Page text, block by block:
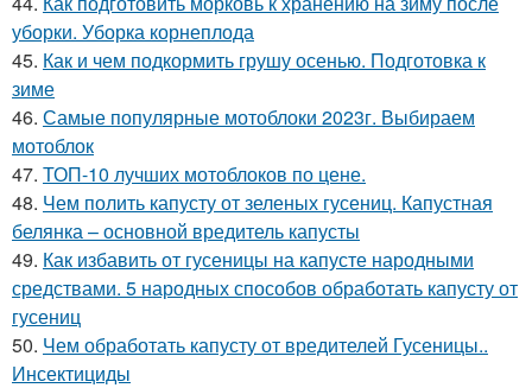
уборки. Уборка корнеплода
45. Как и чем подкормить грушу осенью. Подготовка к
зиме
46. Самые популярные мотоблоки 2023г. Выбираем
мотоблок
47. ТОП-10 лучших мотоблоков по цене.
48. Чем полить капусту от зеленых гусениц. Капустная
белянка – основной вредитель капусты
49. Как избавить от гусеницы на капусте народными
средствами. 5 народных способов обработать капусту от
гусениц
50. Чем обработать капусту от вредителей Гусеницы..
Инсектициды